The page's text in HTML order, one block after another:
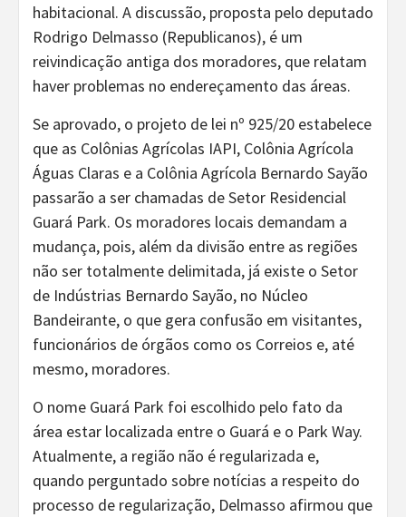
habitacional. A discussão, proposta pelo deputado
Rodrigo Delmasso (Republicanos), é um
reivindicação antiga dos moradores, que relatam
haver problemas no endereçamento das áreas.
Se aprovado, o projeto de lei nº 925/20 estabelece
que as Colônias Agrícolas IAPI, Colônia Agrícola
Águas Claras e a Colônia Agrícola Bernardo Sayão
passarão a ser chamadas de Setor Residencial
Guará Park. Os moradores locais demandam a
mudança, pois, além da divisão entre as regiões
não ser totalmente delimitada, já existe o Setor
de Indústrias Bernardo Sayão, no Núcleo
Bandeirante, o que gera confusão em visitantes,
funcionários de órgãos como os Correios e, até
mesmo, moradores.
O nome Guará Park foi escolhido pelo fato da
área estar localizada entre o Guará e o Park Way.
Atualmente, a região não é regularizada e,
quando perguntado sobre notícias a respeito do
processo de regularização, Delmasso afirmou que